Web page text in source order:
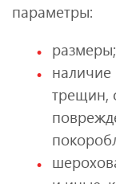
параметры:
размеры;
трещин,